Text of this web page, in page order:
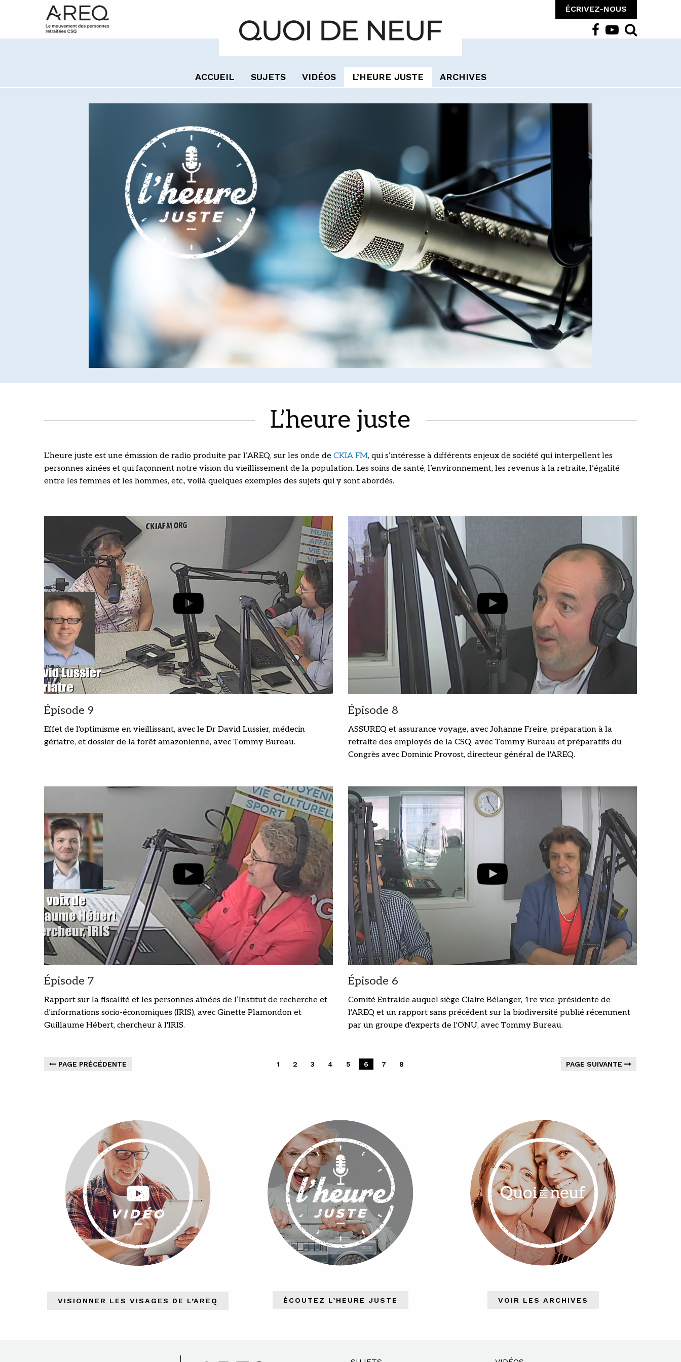
ÉCRIVEZ-NOUS
ACCUEIL SUJETS VIDÉOS L’HEURE JUSTE ARCHIVES
L’heure juste
L’heure juste est une émission de radio produite par l’AREQ, sur les onde de CKIA FM, qui s’intéresse à différents enjeux de société qui interpellent les
personnes aînées et qui façonnent notre vision du vieillissement de la population. Les soins de santé, l’environnement, les revenus à la retraite, l’égalité
entre les femmes et les hommes, etc., voilà quelques exemples des sujets qui y sont abordés.
Épisode 9
Effet de l'optimisme en vieillissant, avec le Dr David Lussier, médecin
gériatre, et dossier de la forêt amazonienne, avec Tommy Bureau.
Épisode 8
ASSUREQ et assurance voyage, avec Johanne Freire, préparation à la
retraite des employés de la CSQ, avec Tommy Bureau et préparatifs du
Congrès avec Dominic Provost, directeur général de l'AREQ.
Épisode 7
Rapport sur la fiscalité et les personnes aînées de l’Institut de recherche et
d'informations socio-économiques (IRIS), avec Ginette Plamondon et
Guillaume Hébert, chercheur à l'IRIS.
Épisode 6
Comité Entraide auquel siège Claire Bélanger, 1re vice-présidente de
l'AREQ et un rapport sans précédent sur la biodiversité publié récemment
par un groupe d'experts de l'ONU, avec Tommy Bureau.
PAGE PRÉCÉDENTE 1 2 3 4 5 6 7 8 PAGE SUIVANTE
VISIONNER LES VISAGES DE L’AREQ ÉCOUTEZ L’HEURE JUSTE VOIR LES ARCHIVES